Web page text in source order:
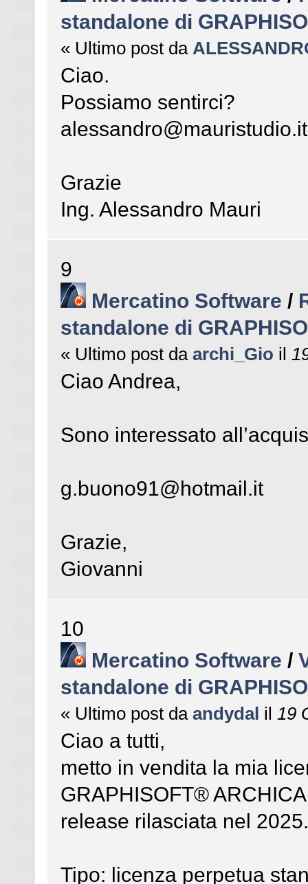
standalone di
« Ultimo post da
Ciao.
Possiamo sentirci?
alessandro@mauristudio.it
Grazie
Ing. Alessandro Mauri
9
Mercatino Software /
standalone di
« Ultimo post da archi_Gio il
Ciao Andrea,
Sono interessato
g.buono91@hotmail.it
Grazie,
Giovanni
10
Mercatino Software /
standalone di
« Ultimo post da andydal il 19
Ciao a tutti,
metto in vendita la mia
GRAPHISOFT®
release rilasciata nel 2025.
Tipo: licenza perpetua